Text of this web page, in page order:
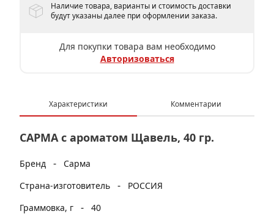
Наличие товара, варианты и стоимость доставки
будут указаны далее при оформлении заказа.
Для покупки товара вам необходимо
Авторизоваться
Характеристики Комментарии
САРМА с ароматом Щавель, 40 гр.
Бренд -
Сарма
Страна-изготовитель
-
РОССИЯ
Граммовка, г
- 40